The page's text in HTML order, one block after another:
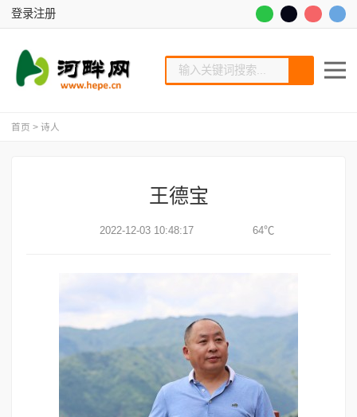
登录注册
首页 > 诗人
王德宝
2022-12-03 10:48:17 64℃